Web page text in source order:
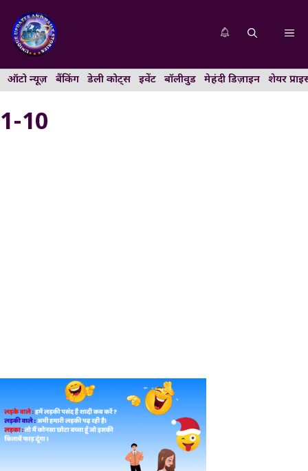
content
ऑटो न्यूज़ बैंकिंग डेली कोट्स इवेंट बॉलीवुड मेहंदी डिज़ाइन शेयर
1-10